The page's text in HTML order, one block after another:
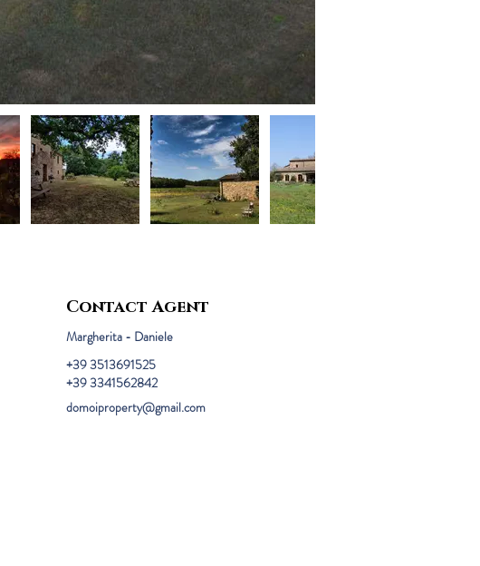
Contact Agent
Margherita - Daniele
+39 3513691525
+39 3341562842
domoiproperty@gmail.com